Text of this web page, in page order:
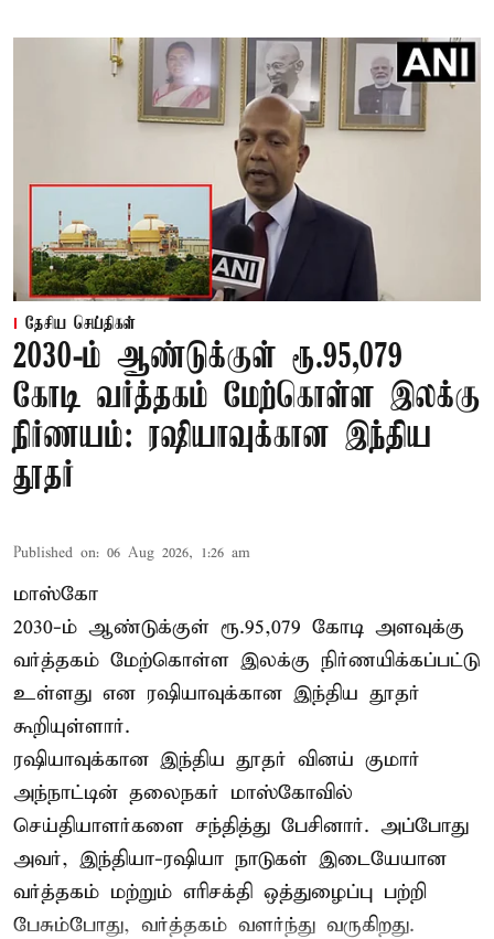
தேசிய செய்திகள்
2030-ம் ஆண்டுக்குள் ரூ.95,079
கோடி வர்த்தகம் மேற்கொள்ள இலக்கு
நிர்ணயம்: ரஷியாவுக்கான இந்திய
தூதர்
Published on: 06 Aug 2026, 1:26 am
மாஸ்கோ
2030-ம் ஆண்டுக்குள் ரூ.95,079 கோடி அளவுக்கு
வர்த்தகம் மேற்கொள்ள இலக்கு நிர்ணயிக்கப்பட்டு
உள்ளது என ரஷியாவுக்கான இந்திய தூதர்
கூறியுள்ளார்.
ரஷியாவுக்கான இந்திய தூதர் வினய் குமார்
அந்நாட்டின் தலைநகர் மாஸ்கோவில்
செய்தியாளர்களை சந்தித்து பேசினார். அப்போது
அவர், இந்தியா-ரஷியா நாடுகள் இடையேயான
வர்த்தகம் மற்றும் எரிசக்தி ஒத்துழைப்பு பற்றி
பேசும்போது, வர்த்தகம் வளர்ந்து வருகிறது.